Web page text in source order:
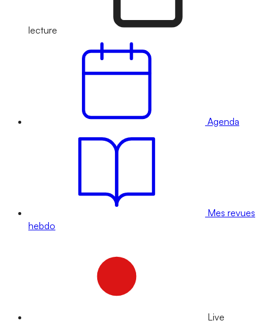
lecture
Agenda
Mes revues
hebdo
Live